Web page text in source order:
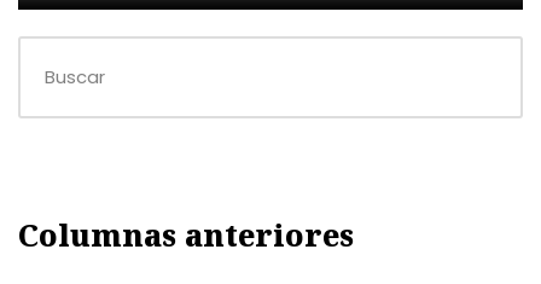
Columnas anteriores